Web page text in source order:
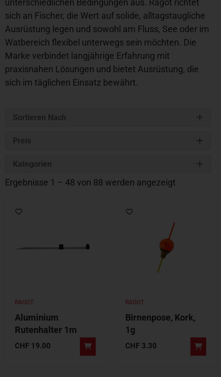
unterschiedlichen Bedingungen aus. Ragot richtet
sich an Fischer, die Wert auf solide, alltagstaugliche
Ausrüstung legen und sowohl am Fluss, See oder im
Watbereich flexibel unterwegs sein möchten. Die
Marke verbindet langjährige Erfahrung mit
praxisnahen Lösungen und bietet Ausrüstung, die
sich im täglichen Einsatz bewährt.
Sortieren Nach
Preis
Kategorien
Ergebnisse 1 – 48 von 88 werden angezeigt
RAGOT
Aluminium
Rutenhalter 1m
CHF 19.00
RAGOT
Birnenpose, Kork,
1g
CHF 3.30